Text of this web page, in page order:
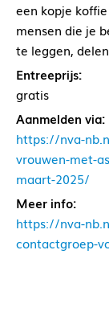
een kopje
mensen die je
te leggen,
Entreeprijs:
gratis
Aanmelden via:
https://nva-
vrouwen-met-
maart-2025/
Meer info:
https://nva-
contactgroep-